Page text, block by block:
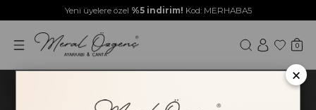
Yeni üyelere özel %5 indirim! Kod: MERHABA5
0
×